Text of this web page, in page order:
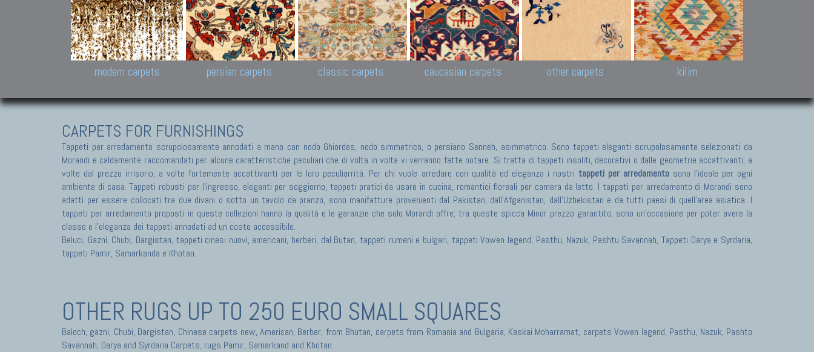
carpets.
Design carpets:
Jan Kath, Rug Star, Chuck
Palù. Tibet, Bhadohi, Nepal,
Samsung
and Himalayan Collections
modern carpets
Old Persian carpets,
New Persian carpets,
Modern Persian carpets
persian carpets
Uzbek, Herat, Gazni, Pastu,
Peshawar and Hyderabad
Collections,
Pakistan and Afghan
carpets
classic carpets
Shirvan, Kuba, Lesghi, Ci-ci.
Kazak and Karabakh rugs
New and old Caucasian
caucasian carpets
Old and new Turkish rugs.
Antique Chinese carpets.
Turkmen, Khotan, Bukhara
carpets.
Other antique rugs
other carpets kilim
CARPETS FOR FURNISHINGS
Tappeti per arredamento scrupolosamente annodati a mano con nodo Ghiordes, nodo simmetrico, o persiano Senneh, asimmetrico. Sono tappeti eleganti scrupolosamente selezionati da
Morandi e caldamente raccomandati per alcune caratteristiche peculiari che di volta in volta vi verranno fatte notare. Si tratta di tappeti insoliti, decorativi o dalle geometrie accattivanti, a
volte dal prezzo irrisorio, a volte fortemente accattivanti per le loro peculiarrità. Per chi vuole arredare con qualità ed eleganza i nostri tappeti per arredamentosono l'ideale per ogni
ambiente di casa. Tappeti robusti per l'ingresso, eleganti per soggiorno, tappeti pratici da usare in cucina, romantici floreali per camera da letto. I tappeti per arredamento di Morandi sono
adatti per essere collocati tra due divani o sotto un tavolo da pranzo, sono manifatture provenienti dal Pakistan, dall'Afganistan, dall'Uzbekistan e da tutti paesi di quell'area asiatica. I
tappeti per arredamento proposti in queste collezioni hanno la qualità e le garanzie che solo Morandi offre; tra queste spicca Minor prezzo garantito, sono un'occasione per poter avere la
classe e l'eleganza dei tappeti annodati ad un costo accessibile.
Beluci, Gaznì, Chubi, Dargistan, tappeti cinesi nuovi, americani, berberi, dal Butan, tappeti rumeni e bulgari, tappeti Vowen legend, Pasthu, Nazuk, Pashtu Savannah, Tappeti Darya e Syrdaria,
tappeti Pamir, Samarkanda e Khotan.
OTHER RUGS UP TO 250 EURO SMALL SQUARES
Baloch, gazni, Chubi, Dargistan, Chinese carpets new, American, Berber, from Bhutan, carpets from Romania and Bulgaria, Kaskai Moharramat, carpets Vowen legend, Pasthu, Nazuk, Pashto
Savannah, Darya and Syrdaria Carpets, rugs Pamir, Samarkand and Khotan.